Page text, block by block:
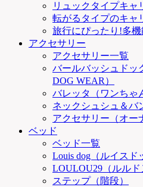
リュックタイプキャ
転がるタイプのキャ
旅行にぴったり!多
アクセサリー
アクセサリー一覧
バールバッシュドッ
DOG WEAR）
バレッタ（ワンちゃ
ネックシュシュ＆バ
アクセサリー（オー
ベッド
ベッド一覧
Louis dog（ルイスド
LOULOU29（ルルド
ステップ（階段）